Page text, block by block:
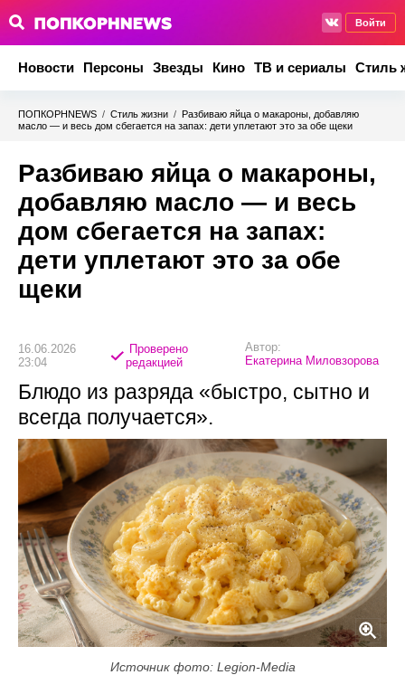
Войти
Новости Персоны Звезды Кино ТВ и сериалы Стиль
ПОПКОРНNEWS / Стиль жизни / Разбиваю яйца о макароны, добавляю
масло — и весь дом сбегается на запах: дети уплетают это за обе щеки
Разбиваю яйца о макароны,
добавляю масло — и весь
дом сбегается на запах:
дети уплетают это за обе
щеки
16.06.2026
23:04
Проверено
редакцией
Автор:
Екатерина Миловзорова
Блюдо из разряда «быстро, сытно и
всегда получается».
Источник фото: Legion-Media